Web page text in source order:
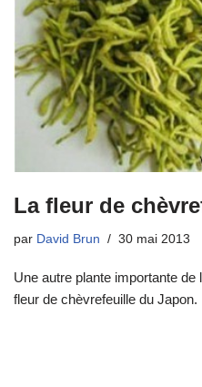
La fleur de
par David Brun 30 mai 2013
Une autre plante importante
fleur de chèvrefeuille du Japon.